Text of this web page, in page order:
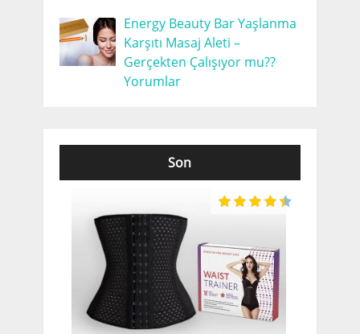
Energy Beauty Bar Yaşlanma
Karşıtı Masaj Aleti –
Gerçekten Çalışıyor mu??
Yorumlar
Son